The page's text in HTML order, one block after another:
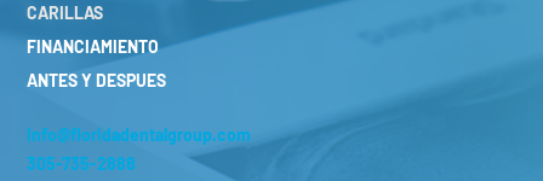
CARILLAS
FINANCIAMIENTO
ANTES Y DESPUES
info@floridadentalgroup.com
305-735-2888